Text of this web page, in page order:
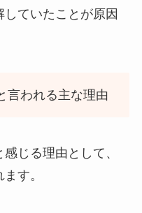
ていたことが原因
言われる主な理由
じる理由として、
す。